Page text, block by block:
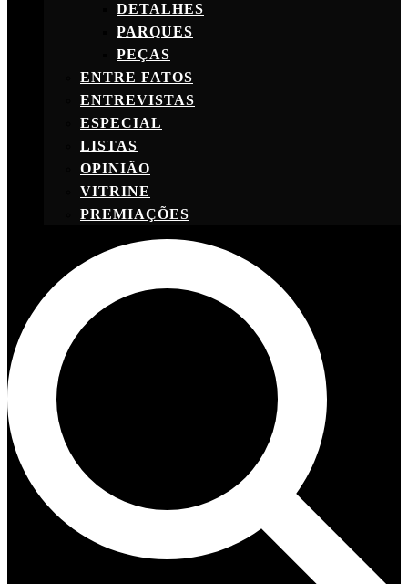
DETALHES
PARQUES
PEÇAS
ENTRE FATOS
ENTREVISTAS
ESPECIAL
LISTAS
OPINIÃO
VITRINE
PREMIAÇÕES